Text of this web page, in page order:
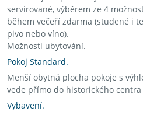
servírované, výběrem ze 4
během večeří zdarma (studené i
pivo nebo víno).
Možnosti ubytování.
Pokoj Standard.
Menší obytná plocha pokoje s
vede přímo do historického centra
Vybavení.